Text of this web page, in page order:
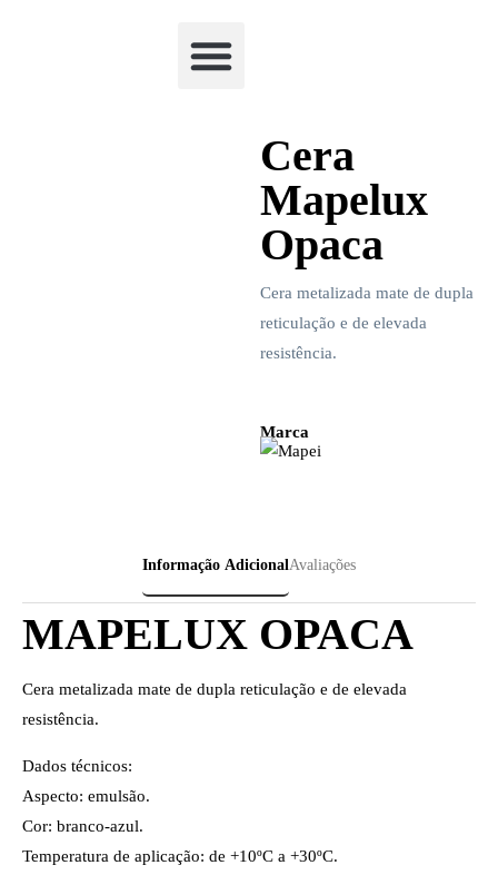
Cera
Mapelux
Opaca
Cera metalizada mate de dupla
reticulação e de elevada
resistência.
Marca
Informação AdicionalAvaliações
MAPELUX OPACA
Cera metalizada mate de dupla reticulação e de elevada
resistência.
Dados técnicos:
Aspecto: emulsão.
Cor: branco-azul.
Temperatura de aplicação: de +10ºC a +30ºC.